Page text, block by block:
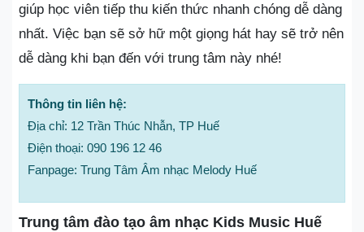
giúp học viên tiếp thu kiến thức nhanh chóng dễ dàng
nhất. Việc bạn sẽ sở hữ một giọng hát hay sẽ trở nên
dễ dàng khi bạn đến với trung tâm này nhé!
Thông tin liên hệ:
Địa chỉ: 12 Trần Thúc Nhẫn, TP Huế
Điện thoại: 090 196 12 46
Fanpage: Trung Tâm Âm nhạc Melody Huế
Trung tâm đào tạo âm nhạc Kids Music Huế